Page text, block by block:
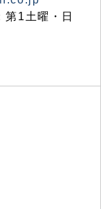
1土曜・日